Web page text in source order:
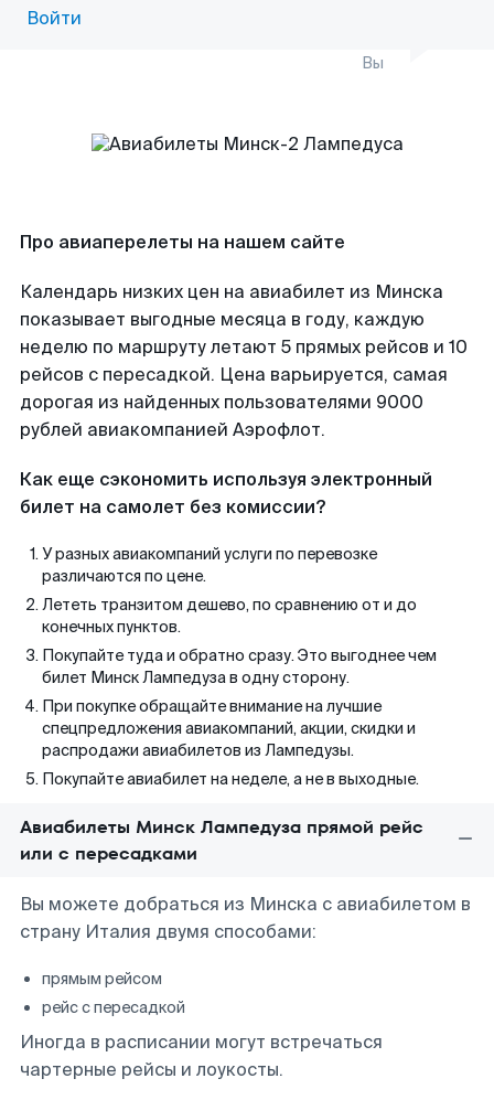
Войти
Вы
Про авиаперелеты на нашем сайте
Календарь низких цен на авиабилет из Минска
показывает выгодные месяца в году, каждую
неделю по маршруту летают 5 прямых рейсов и 10
рейсов с пересадкой. Цена варьируется, самая
дорогая из найденных пользователями 9000
рублей авиакомпанией Аэрофлот.
Как еще сэкономить используя электронный
билет на самолет без комиссии?
У разных авиакомпаний услуги по перевозке
различаются по цене.
Лететь транзитом дешево, по сравнению от и до
конечных пунктов.
Покупайте туда и обратно сразу. Это выгоднее чем
билет Минск Лампедуза в одну сторону.
При покупке обращайте внимание на лучшие
спецпредложения авиакомпаний, акции, скидки и
распродажи авиабилетов из Лампедузы.
Покупайте авиабилет на неделе, а не в выходные.
Авиабилеты Минск Лампедуза прямой рейс
или с пересадками
Вы можете добраться из Минска с авиабилетом в
страну Италия двумя способами:
прямым рейсом
рейс с пересадкой
Иногда в расписании могут встречаться
чартерные рейсы и лоукосты.